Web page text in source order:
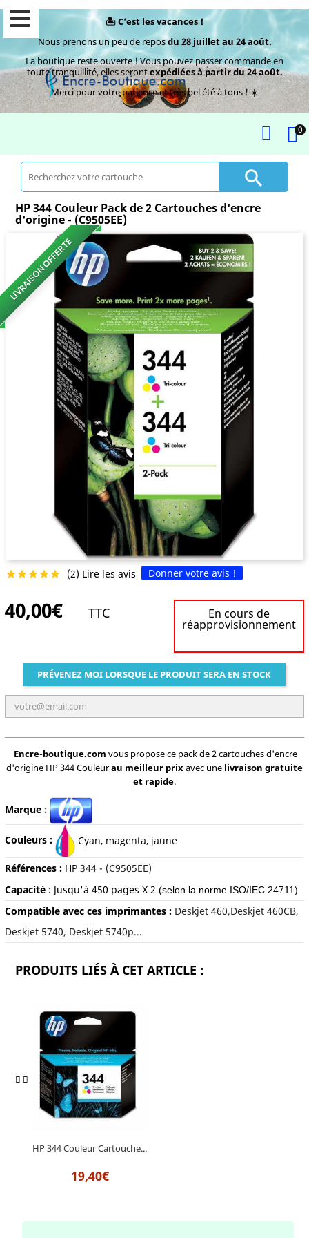
🏝️ C’est les vacances !
Nous prenons un peu de reposdu 28 juillet au 24 août.
La boutique reste ouverte ! Vous pouvez passer commande en
toute tranquillité, elles serontexpédiées à partir du 24 août.
Merci pour votre patience et très bel été à tous ! ☀️
0

HP 344 Couleur Pack de 2 Cartouches d'encre
d'origine - (C9505EE)
LIVRAISON OFFERTE
 (2) Lire les avis Donner votre avis !
40,00€ TTC En cours de
réapprovisionnement
PRÉVENEZ MOI LORSQUE LE PRODUIT SERA EN STOCK
Encre-boutique.com vous propose ce pack de 2 cartouches d'encre
d'origine HP 344 Couleurau meilleur prixavec une livraison gratuite
et rapide.
Marque:
Couleurs : Cyan, magenta, jaune
Références : HP 344 - (C9505EE)
Capacité: Jusqu'à 450 pages X 2 (selon la norme ISO/IEC 24711)
Compatible avec ces imprimantes : Deskjet 460,Deskjet 460CB,
Deskjet 5740, Deskjet 5740p...
PRODUITS LIÉS À CET ARTICLE :
HP 344 Couleur Cartouche...
19,40€